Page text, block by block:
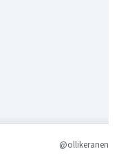
@ollikeranen